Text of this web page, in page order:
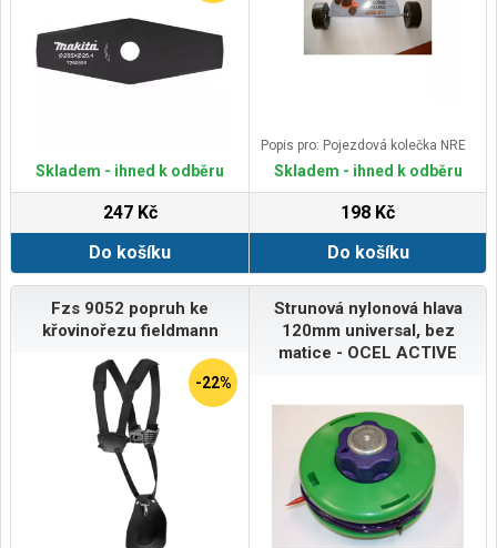
Skladem - ihned k odběru
247 Kč
Do košíku
Popis pro: Pojezdová kolečka NRE
Skladem - ihned k odběru
198 Kč
Do košíku
Fzs 9052 popruh ke
křovinořezu fieldmann
-22%
Strunová nylonová hlava
120mm universal, bez
matice - OCEL ACTIVE